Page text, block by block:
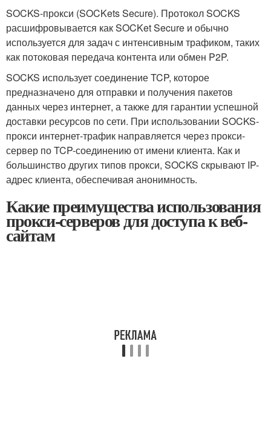
SOCKS-прокси (SOCKets Secure). Протокол SOCKS
расшифровывается как SOCKet Secure и обычно
используется для задач с интенсивным трафиком, таких
как потоковая передача контента или обмен P2P.
SOCKS использует соединение TCP, которое
предназначено для отправки и получения пакетов
данных через интернет, а также для гарантии успешной
доставки ресурсов по сети. При использовании SOCKS-
прокси интернет-трафик направляется через прокси-
сервер по TCP-соединению от имени клиента. Как и
большинство других типов прокси, SOCKS скрывают IP-
адрес клиента, обеспечивая анонимность.
Какие преимущества использования
прокси-серверов для доступа к веб-
сайтам